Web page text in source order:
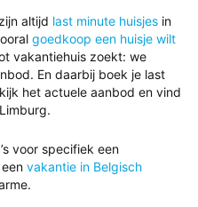
altijd last minute huisjes in
goedkoop een huisje wilt
vakantiehuis zoekt: we
En daarbij boek je last
het actuele aanbod en vind
voor specifiek een
vakantie in Belgisch